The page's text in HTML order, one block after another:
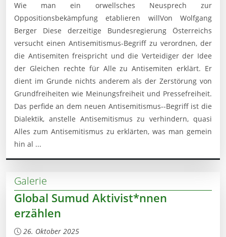
Wie man ein orwellsches Neusprech zur
Oppositionsbekämpfung etablieren willVon Wolfgang
Berger Diese derzeitige Bundesregierung Österreichs
versucht einen Antisemitismus-Begriff zu verordnen, der
die Antisemiten freispricht und die Verteidiger der Idee
der Gleichen rechte für Alle zu Antisemiten erklärt. Er
dient im Grunde nichts anderem als der Zerstörung von
Grundfreiheiten wie Meinungsfreiheit und Pressefreiheit.
Das perfide an dem neuen Antisemitismus--Begriff ist die
Dialektik, anstelle Antisemitismus zu verhindern, quasi
Alles zum Antisemitismus zu erklärten, was man gemein
hin al ...
Galerie
Global Sumud Aktivist*nnen
erzählen
26. Oktober 2025